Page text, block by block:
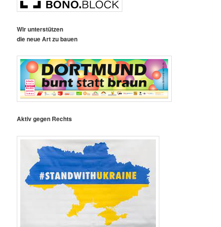
Wir unterstützen
die neue Art zu bauen
Aktiv gegen Rechts